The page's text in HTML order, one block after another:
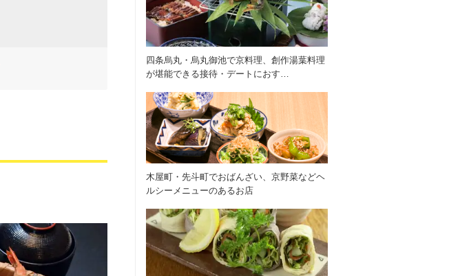
四条烏丸・烏丸御池で京料理、創作湯葉料理
が堪能できる接待・デートにおす…
木屋町・先斗町でおばんざい、京野菜などヘ
ルシーメニューのあるお店